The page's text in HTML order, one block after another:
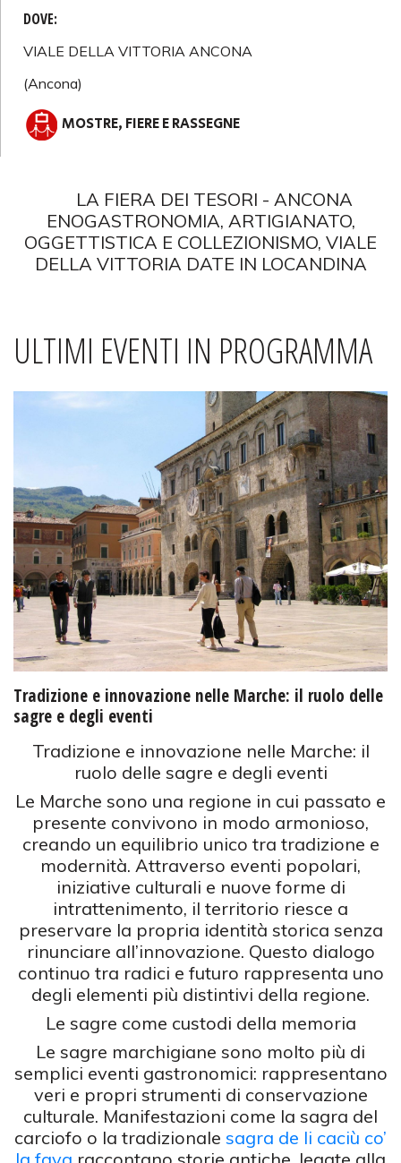
DOVE:
VIALE DELLA VITTORIA ANCONA
(Ancona)
MOSTRE, FIERE E RASSEGNE
LA FIERA DEI TESORI - ANCONA
ENOGASTRONOMIA, ARTIGIANATO,
OGGETTISTICA E COLLEZIONISMO, VIALE
DELLA VITTORIA DATE IN LOCANDINA
ULTIMI EVENTI IN PROGRAMMA
Tradizione e innovazione nelle Marche: il ruolo delle
sagre e degli eventi
Tradizione e innovazione nelle Marche: il
ruolo delle sagre e degli eventi
Le Marche sono una regione in cui passato e
presente convivono in modo armonioso,
creando un equilibrio unico tra tradizione e
modernità. Attraverso eventi popolari,
iniziative culturali e nuove forme di
intrattenimento, il territorio riesce a
preservare la propria identità storica senza
rinunciare all’innovazione. Questo dialogo
continuo tra radici e futuro rappresenta uno
degli elementi più distintivi della regione.
Le sagre come custodi della memoria
Le sagre marchigiane sono molto più di
semplici eventi gastronomici: rappresentano
veri e propri strumenti di conservazione
culturale. Manifestazioni come la sagra del
carciofo o la tradizionale sagra de li caciù co’